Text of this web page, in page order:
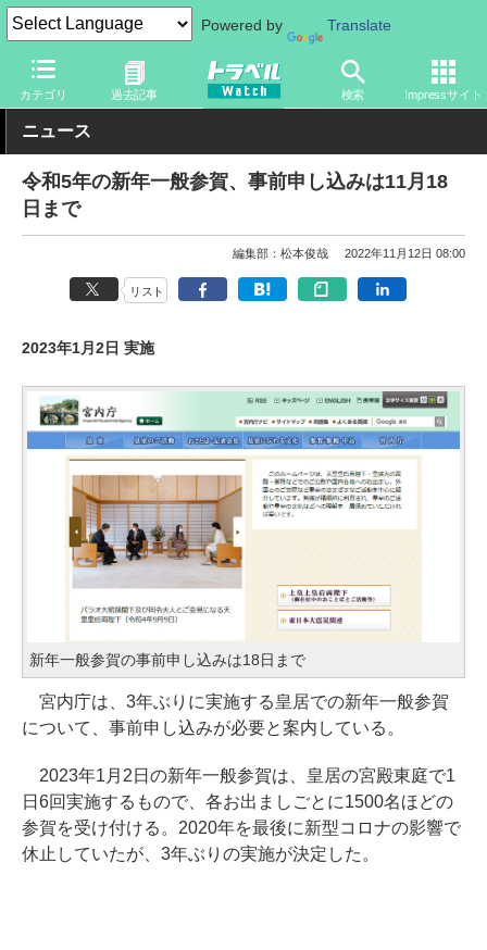
Powered by Translate
カテゴリ 過去記事 検索 Impressサイト
トラベル Watch 地域 国内旅行 東京
ニュース
令和5年の新年一般参賀、事前申し込みは11月18
日まで
編集部：松本俊哉 2022年11月12日 08:00
リスト
2023年1月2日 実施
新年一般参賀の事前申し込みは18日まで
宮内庁は、3年ぶりに実施する皇居での新年一般参賀
について、事前申し込みが必要と案内している。
2023年1月2日の新年一般参賀は、皇居の宮殿東庭で1
日6回実施するもので、各お出ましごとに1500名ほどの
参賀を受け付ける。2020年を最後に新型コロナの影響で
休止していたが、3年ぶりの実施が決定した。